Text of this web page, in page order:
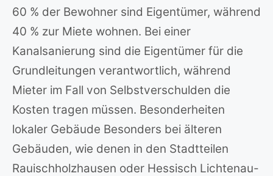
60 % der Bewohner sind Eigentümer, während
40 % zur Miete wohnen. Bei einer
Kanalsanierung sind die Eigentümer für die
Grundleitungen verantwortlich, während
Mieter im Fall von Selbstverschulden die
Kosten tragen müssen. Besonderheiten
lokaler Gebäude Besonders bei älteren
Gebäuden, wie denen in den Stadtteilen
Rauischholzhausen oder Hessisch Lichtenau-